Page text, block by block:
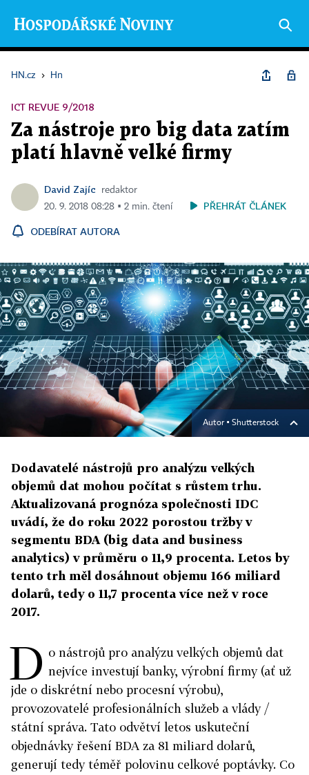
HN.cz › Hn
ICT REVUE 9/2018
Za nástroje pro big data zatím
platí hlavně velké firmy
David Zajíc
redaktor
20. 9. 2018 08:28 ▪ 2 min. čtení
PŘEHRÁT ČLÁNEK
ODEBÍRAT AUTORA
Autor ▪ Shutterstock
Dodavatelé nástrojů pro analýzu velkých
objemů dat mohou počítat s růstem trhu.
Aktualizovaná prognóza společnosti IDC
uvádí, že do roku 2022 porostou tržby v
segmentu BDA (big data and business
analytics) v průměru o 11,9 procenta. Letos by
tento trh měl dosáhnout objemu 166 miliard
dolarů, tedy o 11,7 procenta více než v roce
2017.
D o nástrojů pro analýzu velkých objemů dat
nejvíce investují banky, výrobní firmy (ať už
jde o diskrétní nebo procesní výrobu),
provozovatelé profesionálních služeb a vlády /
státní správa. Tato odvětví letos uskuteční
objednávky řešení BDA za 81 miliard dolarů,
generují tedy téměř polovinu celkové poptávky. Co